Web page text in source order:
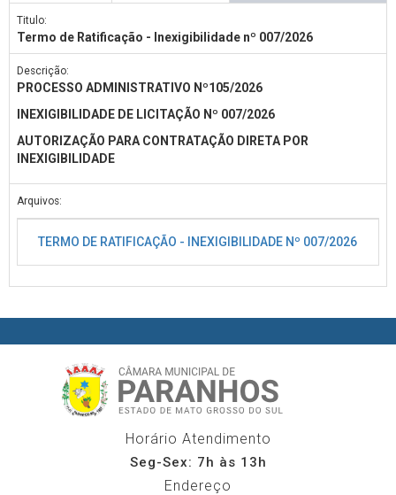
Titulo:
Termo de Ratificação - Inexigibilidade nº 007/2026
Descrição:
PROCESSO ADMINISTRATIVO Nº105/2026
INEXIGIBILIDADE DE LICITAÇÃO Nº 007/2026
AUTORIZAÇÃO PARA CONTRATAÇÃO DIRETA POR
INEXIGIBILIDADE
Arquivos:
TERMO DE RATIFICAÇÃO - INEXIGIBILIDADE Nº 007/2026
Horário Atendimento
Seg-Sex: 7h às 13h
Endereço